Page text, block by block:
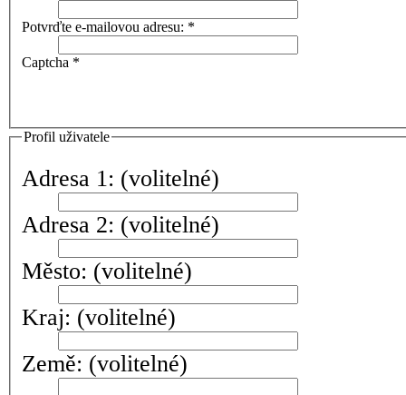
Potvrďte e-mailovou adresu: *
Captcha *
Profil uživatele
Adresa 1: (volitelné)
Adresa 2: (volitelné)
Město: (volitelné)
Kraj: (volitelné)
Země: (volitelné)